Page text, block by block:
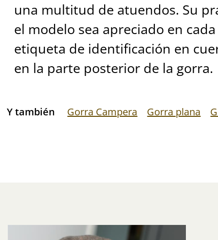
una multitud de atuendos. Su
el modelo sea apreciado en
etiqueta de identificación en
en la parte posterior de la gorra.
Y también Gorra Campera Gorra plana